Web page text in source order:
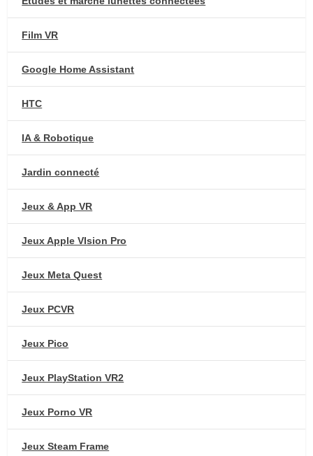
Film VR
Google Home Assistant
HTC
IA & Robotique
Jardin connecté
Jeux & App VR
Jeux Apple VIsion Pro
Jeux Meta Quest
Jeux PCVR
Jeux Pico
Jeux PlayStation VR2
Jeux Porno VR
Jeux Steam Frame